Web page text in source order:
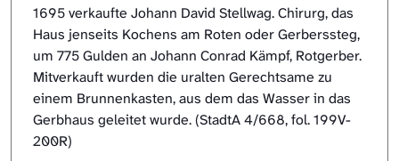
1695 verkaufte Johann David Stellwag. Chirurg, das
Haus jenseits Kochens am Roten oder Gerberssteg,
um 775 Gulden an Johann Conrad Kämpf, Rotgerber.
Mitverkauft wurden die uralten Gerechtsame zu
einem Brunnenkasten, aus dem das Wasser in das
Gerbhaus geleitet wurde. (StadtA 4/668, fol. 199V-
200R)